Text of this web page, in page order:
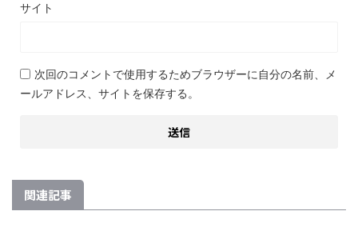
サイト
次回のコメントで使用するためブラウザーに自分の名前、メ
ールアドレス、サイトを保存する。
関連記事